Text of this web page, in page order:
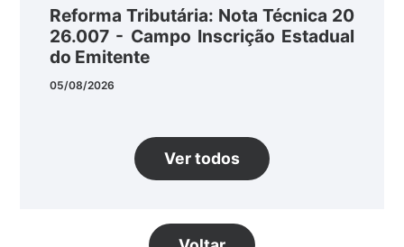
Reforma Tributária: Nota Técnica 20
26.007 - Campo Inscrição Estadual
do Emitente
05/08/2026
Ver todos